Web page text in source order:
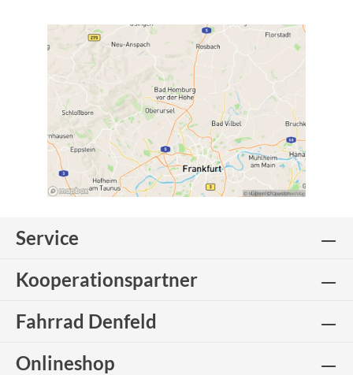
Service
Kooperationspartner
Fahrrad Denfeld
Onlineshop